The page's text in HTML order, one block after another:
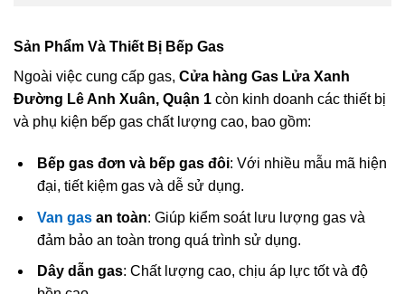
Sản Phẩm Và Thiết Bị Bếp Gas
Ngoài việc cung cấp gas, Cửa hàng Gas Lửa Xanh
Đường Lê Anh Xuân, Quận 1 còn kinh doanh các thiết bị
và phụ kiện bếp gas chất lượng cao, bao gồm:
Bếp gas đơn và bếp gas đôi: Với nhiều mẫu mã hiện
đại, tiết kiệm gas và dễ sử dụng.
Van gasan toàn: Giúp kiểm soát lưu lượng gas và
đảm bảo an toàn trong quá trình sử dụng.
Dây dẫn gas: Chất lượng cao, chịu áp lực tốt và độ